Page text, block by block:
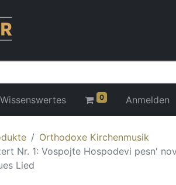
Wissenswertes 0 Anmelden
Orthodoxe Kirchenmusik
Nr. 1: Vospojte Hospodevi pesn'
Lied